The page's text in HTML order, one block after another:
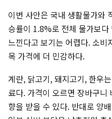
이번 사안은 국내 생활물가와
승률이 1.8%로 전체 물가보
느낀다고 보기는 어렵다. 소비
목 가격에 더 민감하다.
계란, 닭고기, 돼지고기, 한우
료다. 가격이 오르면 장바구니
향을 받을 수 있다. 반대로 양